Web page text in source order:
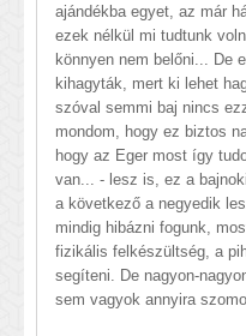
ajándékba egyet, az már
ezek nélkül mi tudtunk
könnyen nem belőni... De
kihagyták, mert ki lehet
szóval semmi baj nincs
mondom, hogy ez biztos
hogy az Eger most így
van... - lesz is, ez a
a következő a negyedik
mindig hibázni fogunk,
fizikális felkészültség, a
segíteni. De nagyon-
sem vagyok annyira